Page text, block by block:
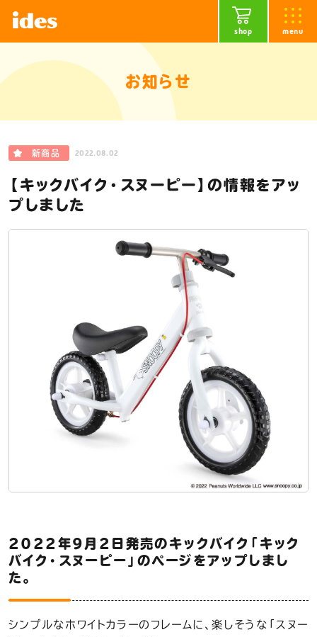
shop menu
お知らせ
新商品 2022.08.02
【キックバイク・スヌーピー】の情報をアッ
プしました
2022年9月2日発売のキックバイク「キック
バイク・スヌーピー」のページをアップしまし
た。
シンプルなホワイトカラーのフレームに、楽しそうな「スヌー